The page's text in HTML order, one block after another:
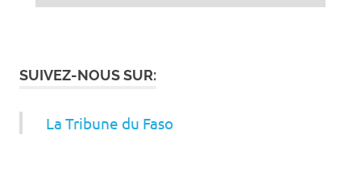
SUIVEZ-NOUS SUR:
La Tribune du Faso